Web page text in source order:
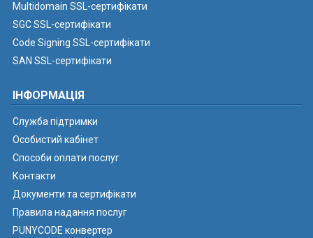
Multidomain SSL-сертифікати
SGC SSL-сертифікати
Code Signing SSL-сертифікати
SAN SSL-сертифікати
ІНФОРМАЦІЯ
Служба підтримки
Особистий кабінет
Способи оплати послуг
Контакти
Документи та сертифікати
Правила надання послуг
PUNYCODE конвертер